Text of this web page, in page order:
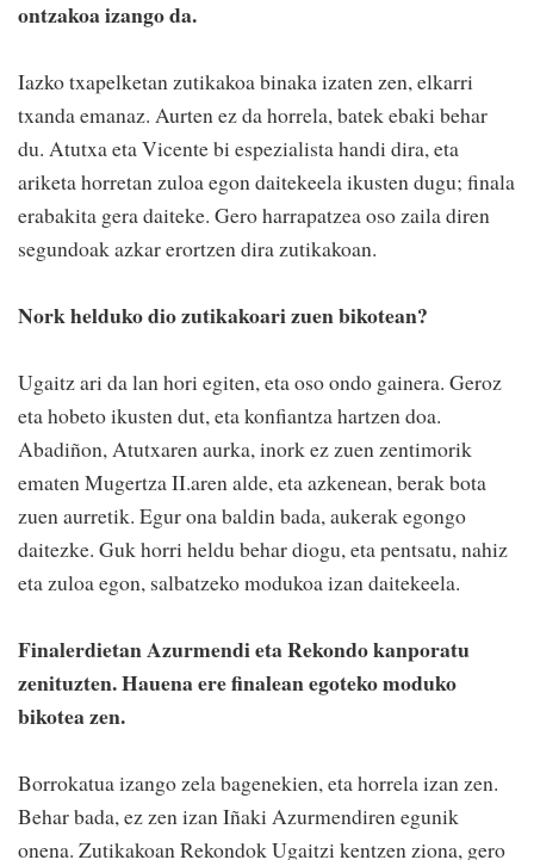
ontzakoa izango da.
Iazko txapelketan zutikakoa binaka izaten zen, elkarri
txanda emanaz. Aurten ez da horrela, batek ebaki behar
du. Atutxa eta Vicente bi espezialista handi dira, eta
ariketa horretan zuloa egon daitekeela ikusten dugu; finala
erabakita gera daiteke. Gero harrapatzea oso zaila diren
segundoak azkar erortzen dira zutikakoan.
Nork helduko dio zutikakoari zuen bikotean?
Ugaitz ari da lan hori egiten, eta oso ondo gainera. Geroz
eta hobeto ikusten dut, eta konfiantza hartzen doa.
Abadiñon, Atutxaren aurka, inork ez zuen zentimorik
ematen Mugertza II.aren alde, eta azkenean, berak bota
zuen aurretik. Egur ona baldin bada, aukerak egongo
daitezke. Guk horri heldu behar diogu, eta pentsatu, nahiz
eta zuloa egon, salbatzeko modukoa izan daitekeela.
Finalerdietan Azurmendi eta Rekondo kanporatu
zenituzten. Hauena ere finalean egoteko moduko
bikotea zen.
Borrokatua izango zela bagenekien, eta horrela izan zen.
Behar bada, ez zen izan Iñaki Azurmendiren egunik
onena. Zutikakoan Rekondok Ugaitzi kentzen ziona, gero